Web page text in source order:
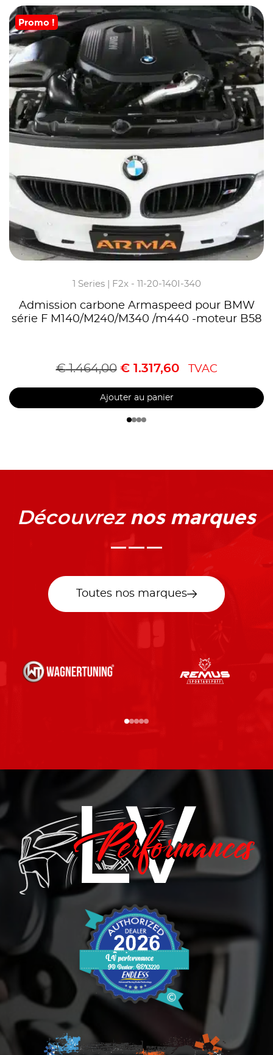
Promo !
1 Series | F2x - 11-20-140I-340
Admission carbone Armaspeed pour BMW
série F M140/M240/M340 /m440 -moteur B58
€1.464,00 €1.317,60 TVAC
Ajouter au panier
Découvrez nos marques
Toutes nos marques